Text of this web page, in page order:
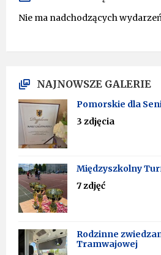
Nie ma nadchodzących
NAJNOWSZE GALERIE
Pomorskie dla
3 zdjęcia
Międzyszkolny
7 zdjęć
Rodzinne
Tramwajowej